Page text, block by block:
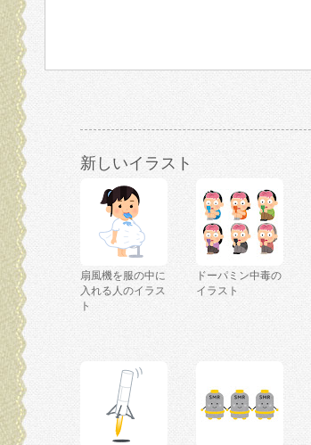
新しいイラスト
扇風機を服の中に
入れる人のイラス
ト
ドーパミン中毒の
イラスト